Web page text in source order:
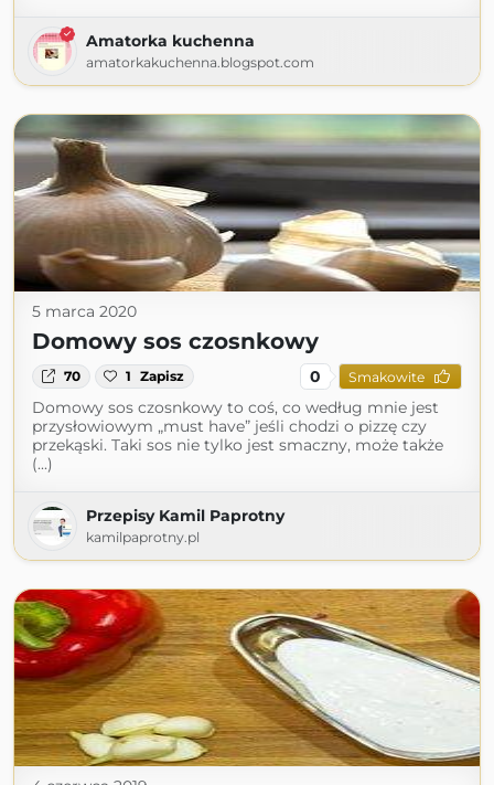
Amatorka kuchenna
amatorkakuchenna.blogspot.com
5 marca 2020
Domowy sos czosnkowy
70 1 Zapisz 0 Smakowite
Domowy sos czosnkowy to coś, co według mnie jest
przysłowiowym „must have” jeśli chodzi o pizzę czy
przekąski. Taki sos nie tylko jest smaczny, może także
(...)
Przepisy Kamil Paprotny
kamilpaprotny.pl